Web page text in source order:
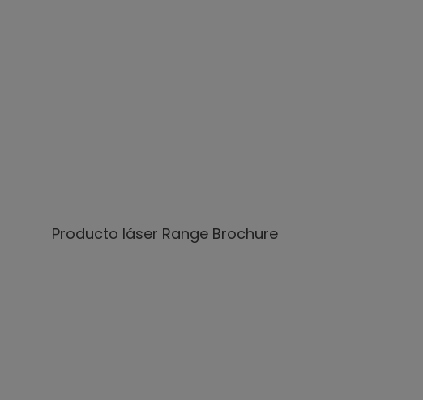
Producto láser Range Brochure